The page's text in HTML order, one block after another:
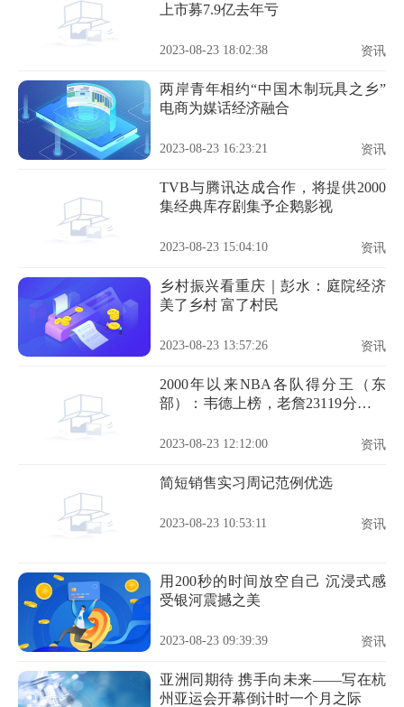
上市募7.9亿去年亏
2023-08-23 18:02:38 资讯
两岸青年相约“中国木制玩具之乡”
电商为媒话经济融合
2023-08-23 16:23:21 资讯
TVB与腾讯达成合作，将提供2000
集经典库存剧集予企鹅影视
2023-08-23 15:04:10 资讯
乡村振兴看重庆｜彭水：庭院经济
美了乡村 富了村民
2023-08-23 13:57:26 资讯
2000年以来NBA各队得分王（东
部）：韦德上榜，老詹23119分排第
2023-08-23 12:12:00 资讯
简短销售实习周记范例优选
2023-08-23 10:53:11 资讯
用200秒的时间放空自己 沉浸式感
受银河震撼之美
2023-08-23 09:39:39 资讯
亚洲同期待 携手向未来——写在杭
州亚运会开幕倒计时一个月之际